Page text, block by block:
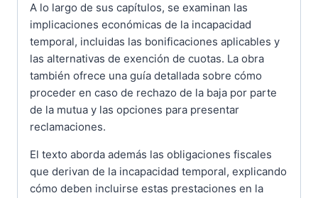
A lo largo de sus capítulos, se examinan las
implicaciones económicas de la incapacidad
temporal, incluidas las bonificaciones aplicables y
las alternativas de exención de cuotas. La obra
también ofrece una guía detallada sobre cómo
proceder en caso de rechazo de la baja por parte
de la mutua y las opciones para presentar
reclamaciones.
El texto aborda además las obligaciones fiscales
que derivan de la incapacidad temporal, explicando
cómo deben incluirse estas prestaciones en la